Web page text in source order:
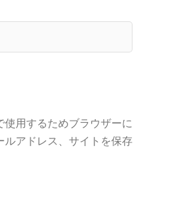
使用するためブラウザーに
ルアドレス、サイトを保存